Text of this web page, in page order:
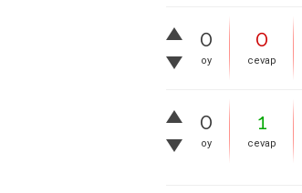
0
oy
0
cevap
0
oy
1
cevap